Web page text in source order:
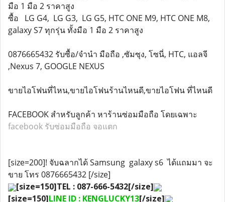
มือ 1 มือ 2 ราคาสูง
ซื้อ LG G4, LG G3, LG G5, HTC ONE M9, HTC ONE M8,
galaxy S7 ทุกรุ่น ทั้งมือ 1 มือ 2 ราคาสูง
0876665432 รับซื้อ/จำนำ มือถือ ,ซัมซุง, โซนี่, HTC, แอลจี
,Nexus 7, GOOGLE NEXUS
ขายไอโฟนที่ไหน,ขายไอโฟนร้านไหนดี,ขายไอโฟน ที่ไหนดี
FACEBOOK สำหรับลูกค้า หาร้านซ่อมมือถือ โดยเฉพาะ
facebook รับซ่อมมือถือ จอแตก
[size=200]! จับฉลากได้ Samsung galaxy s6 ได้แถมมา จะ
ขาย โทร 0876665432 [/size]
[size=150]TEL : 087-666-5432[/size]
[size=150]LINE ID : KENGLUCKY13[/size]